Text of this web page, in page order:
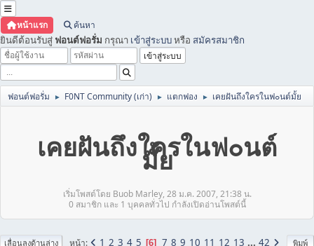
หน้าแรก ค้นหา
ยินดีต้อนรับสู่ ฟอนต์ฟอรั่ม กรุณา เข้าสู่ระบบหรือ สมัครสมาชิก
ฟอนต์ฟอรั่ม ► F0NT Community (เก่า) ► แตกฟอง ► เคยฝันถึงใครในฟ๐นต์มั้ย
เคยฝันถึงใครในฟ๐นต์
มั้ย
เริ่มโพสต์โดย Buob Marley, 28 ม.ค. 2007, 21:38 น.
0 สมาชิก และ 1 บุคคลทั่วไป กำลังเปิดอ่านโพสต์นี้
พิมพ์
เลื่อนลงด้านล่าง หน้า 1 2 3 4 5 6 7 8 9 10 11 12 13 ... 42